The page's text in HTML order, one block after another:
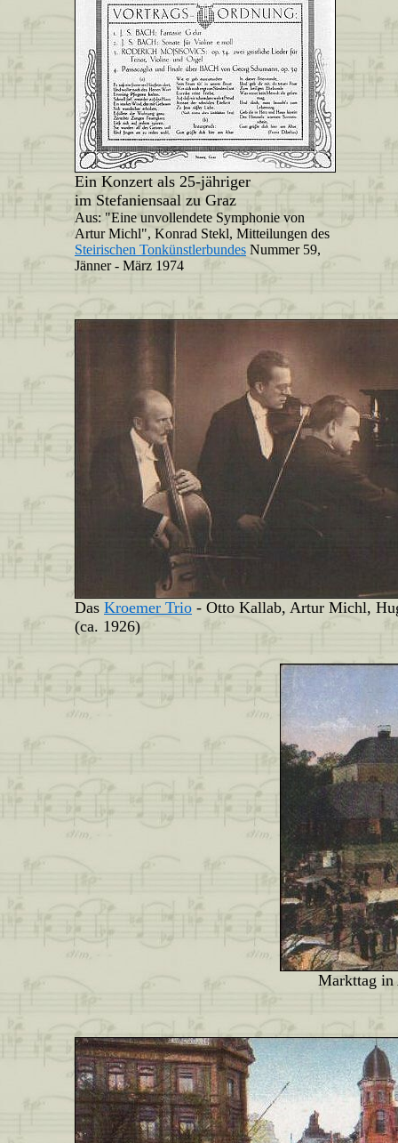
Ein Konzert als 25-jähriger
im Stefaniensaal zu Graz
Aus: "Eine unvollendete Symphonie von
Artur Michl", Konrad Stekl, Mitteilungen des
Steirischen Tonkünstlerbundes Nummer 59,
Jänner - März 1974
Das Kroemer Trio - Otto Kallab, Artur Michl,
(ca. 1926)
Markttag in